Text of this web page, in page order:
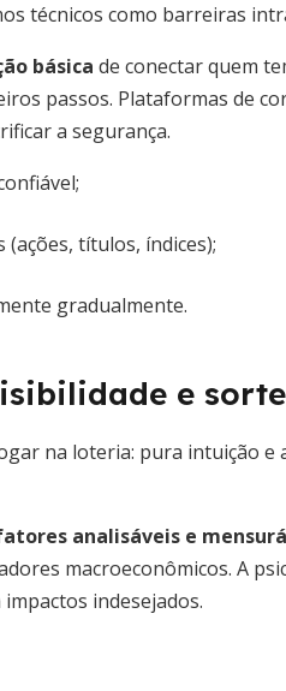
técnicos como barreiras
básica de conectar quem
passos. Plataformas de
a segurança.
títulos, índices);
gradualmente.
e sorte
na loteria: pura intuição e
analisáveis e
macroeconômicos. A
indesejados.